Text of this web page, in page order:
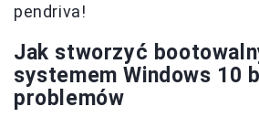
pendriva!
Jak stworzyć
systemem Windows 10
problemów